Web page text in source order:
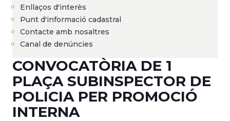
Enllaços d'interès
Punt d'informació cadastral
Contacte amb nosaltres
Canal de denúncies
CONVOCATÒRIA DE 1
PLAÇA SUBINSPECTOR DE
POLICIA PER PROMOCIÓ
INTERNA